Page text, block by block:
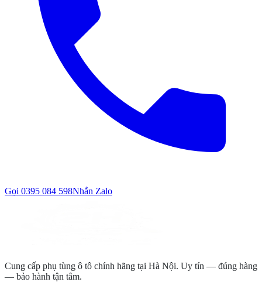
Gọi 0395 084 598Nhắn Zalo
Cung cấp phụ tùng ô tô chính hãng tại Hà Nội. Uy tín — đúng hàng
— bảo hành tận tâm.